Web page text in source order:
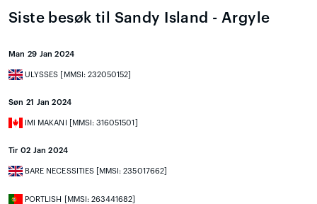
Siste besøk til Sandy Island - Argyle
Man 29 Jan 2024
ULYSSES [MMSI: 232050152]
Søn 21 Jan 2024
IMI MAKANI [MMSI: 316051501]
Tir 02 Jan 2024
BARE NECESSITIES [MMSI: 235017662]
PORTLISH [MMSI: 263441682]